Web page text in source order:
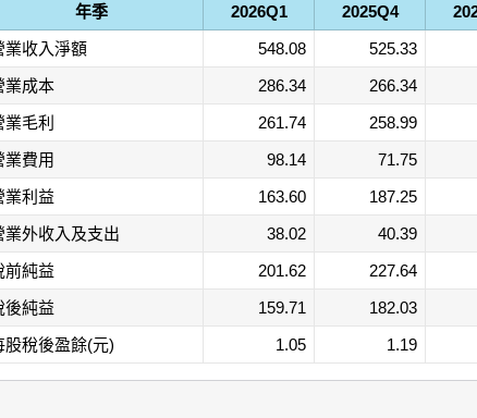
年季 2026Q1 2025Q4
業收入淨額
548.08 525.33
業成本
286.34 266.34
業毛利
261.74 258.99
業費用
98.14 71.75
業利益
163.60 187.25
業外收入及支出
38.02 40.39
前純益
201.62 227.64
後純益
159.71 182.03
股稅後盈餘(元)
1.05 1.19